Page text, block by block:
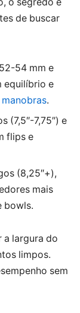
de buscar
54 mm e
equilíbrio e
.
(7,5″-7,75″) e
flips e
(8,25″+),
mais
bowls.
a largura do
limpos.
sem